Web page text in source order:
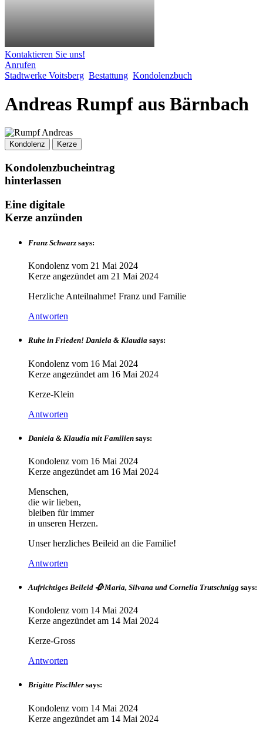
Kontaktieren Sie uns!
Anrufen
Stadtwerke Voitsberg Bestattung Kondolenzbuch
Andreas Rumpf aus Bärnbach
Kondolenz Kerze
Kondolenzbucheintrag
hinterlassen
Eine digitale
Kerze anzünden
Franz Schwarz says:
Kondolenz vom 21 Mai 2024
Kerze angezündet am 21 Mai 2024
Herzliche Anteilnahme! Franz und Familie
Antworten
Ruhe in Frieden! Daniela & Klaudia says:
Kondolenz vom 16 Mai 2024
Kerze angezündet am 16 Mai 2024
Kerze-Klein
Antworten
Daniela & Klaudia mit Familien says:
Kondolenz vom 16 Mai 2024
Kerze angezündet am 16 Mai 2024
Menschen,
die wir lieben,
bleiben für immer
in unseren Herzen.
Unser herzliches Beileid an die Familie!
Antworten
Aufrichtiges Beileid 🥀 Maria, Silvana und Cornelia Trutschnigg says:
Kondolenz vom 14 Mai 2024
Kerze angezündet am 14 Mai 2024
Kerze-Gross
Antworten
Brigitte Pisclhler says:
Kondolenz vom 14 Mai 2024
Kerze angezündet am 14 Mai 2024